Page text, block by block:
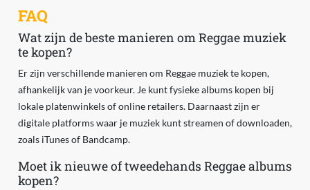
FAQ
Wat zijn de beste manieren om Reggae muziek
te kopen?
Er zijn verschillende manieren om Reggae muziek te kopen,
afhankelijk van je voorkeur. Je kunt fysieke albums kopen bij
lokale platenwinkels of online retailers. Daarnaast zijn er
digitale platforms waar je muziek kunt streamen of downloaden,
zoals iTunes of Bandcamp.
Moet ik nieuwe of tweedehands Reggae albums
kopen?